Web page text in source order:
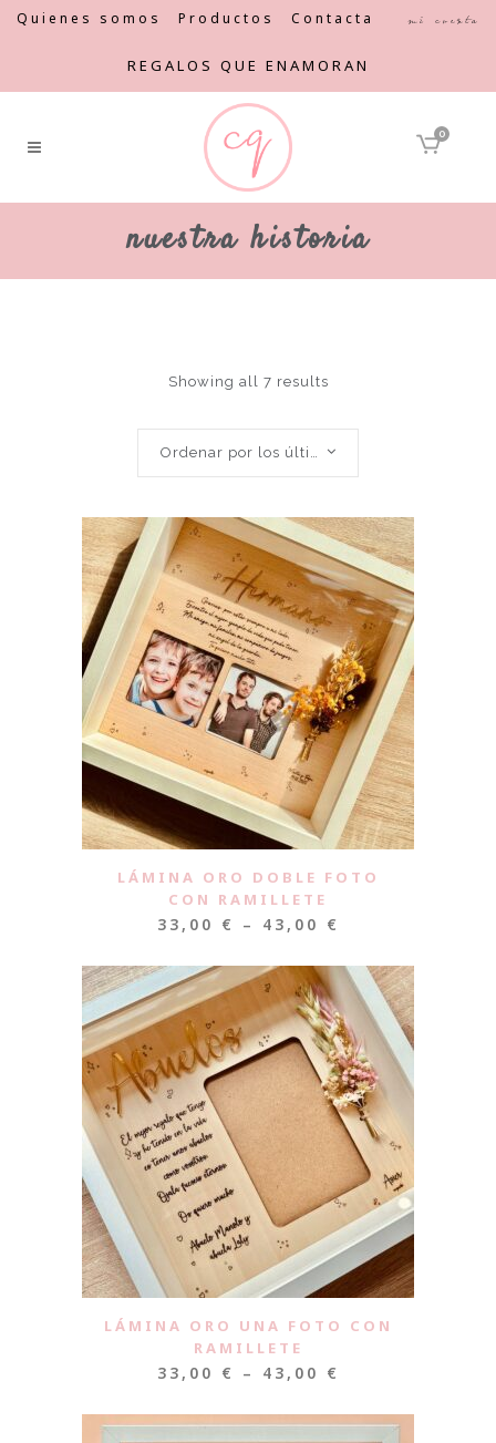
Quienes somos Productos Contacta Mi cuenta
REGALOS QUE ENAMORAN
0
nuestra historia
Showing all 7 results
Ordenar por los últimos
LÁMINA ORO DOBLE FOTO
CON RAMILLETE
33,00 € – 43,00 €
LÁMINA ORO UNA FOTO CON
RAMILLETE
33,00 € – 43,00 €